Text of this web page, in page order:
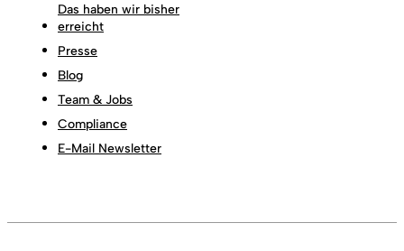
Das haben wir bisher
erreicht
Presse
Blog
Team & Jobs
Compliance
E-Mail Newsletter